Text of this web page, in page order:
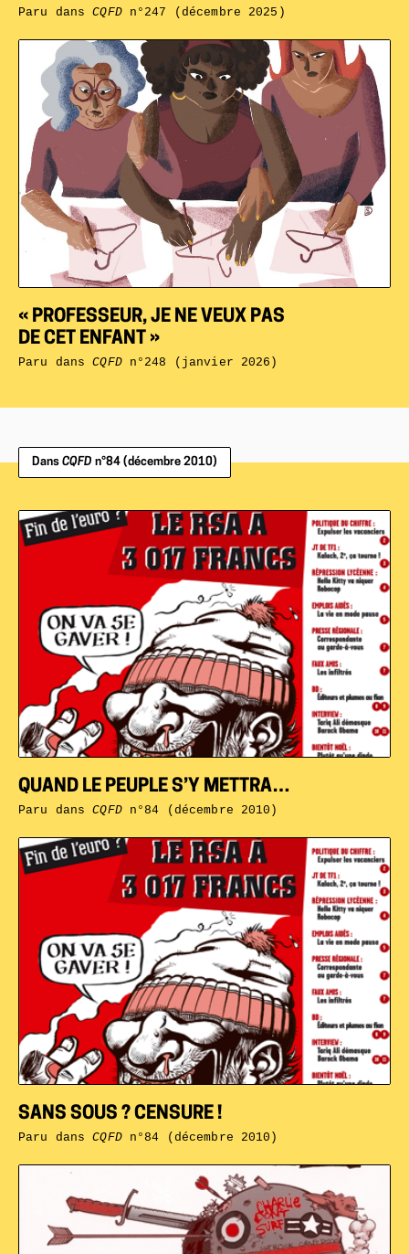
« PROFESSEUR, JE NE VEUX PAS
DE CET ENFANT »
Paru dansCQFDn°248 (janvier 2026)
Paru dansCQFDn°247 (décembre 2025)
Dans CQFD n°84 (décembre 2010)
SANS SOUS ? CENSURE !
Paru dansCQFDn°84 (décembre 2010)
QUAND LE PEUPLE S’Y METTRA…
Paru dansCQFDn°84 (décembre 2010)